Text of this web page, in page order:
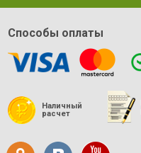
Способы оплаты
Наличный
расчет